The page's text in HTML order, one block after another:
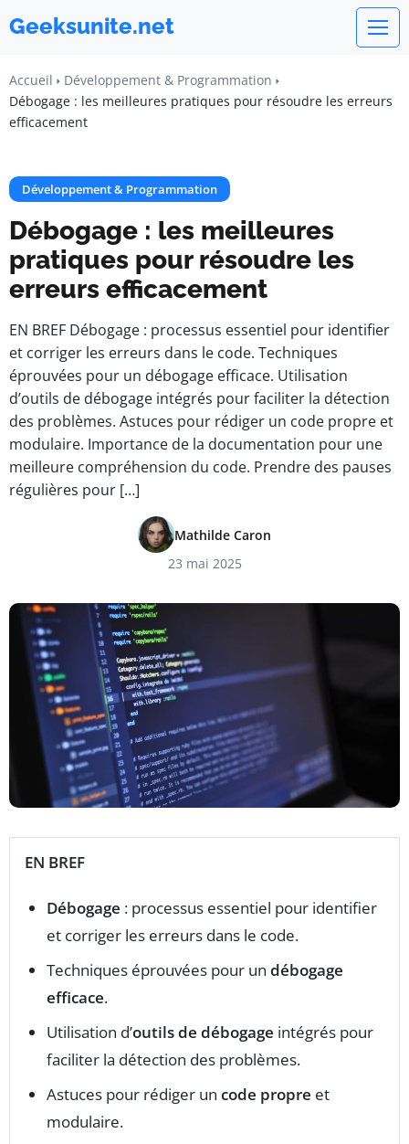
Geeksunite.net
Accueil
Développement & Programmation
Débogage : les meilleures pratiques pour résoudre les erreurs
efficacement
Développement & Programmation
Débogage : les meilleures
pratiques pour résoudre les
erreurs efficacement
EN BREF Débogage : processus essentiel pour identifier
et corriger les erreurs dans le code. Techniques
éprouvées pour un débogage efficace. Utilisation
d’outils de débogage intégrés pour faciliter la détection
des problèmes. Astuces pour rédiger un code propre et
modulaire. Importance de la documentation pour une
meilleure compréhension du code. Prendre des pauses
régulières pour […]
Mathilde Caron
23 mai 2025
EN BREF
Débogage : processus essentiel pour identifier
et corriger les erreurs dans le code.
Techniques éprouvées pour un débogage
efficace.
Utilisation d’outils de débogage intégrés pour
faciliter la détection des problèmes.
Astuces pour rédiger un code propre et
modulaire.